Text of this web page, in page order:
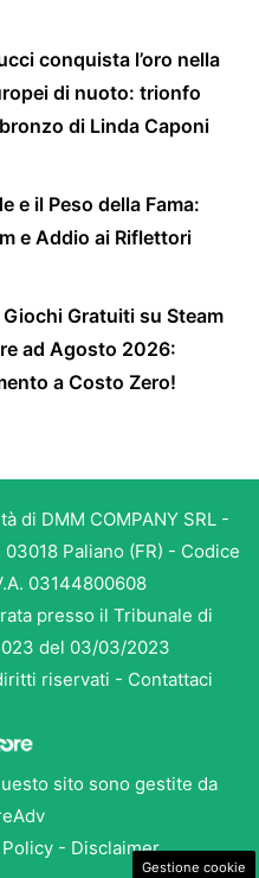
conquista l’oro nella
di nuoto: trionfo
di Linda Caponi
e il Peso della Fama:
e Addio ai Riflettori
Gratuiti su Steam
ad Agosto 2026:
a Costo Zero!
di DMM COMPANY SRL -
Paliano (FR) - Codice
03144800608
presso il Tribunale di
del 03/03/2023
riservati - Contattaci
sito sono gestite da
- Disclaimer
Gestione cookie